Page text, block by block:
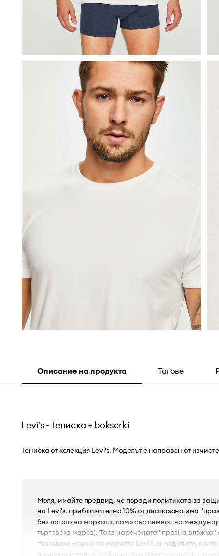
Описание на продукта Тагове
Levi's - Тениска + bokserki
Тениска от колекция Levi's. Моделът е направен от
Моля, имайте предвид, че поради политиката за
на Levi's, приблизително 10% от диапазона има
без логото на марката, само със символ на
търговска марка). Така наречената "празна вложка"
търговска марка на марката Levi's, а моделите,
продукти с пълна стойност. Ако имате съмнения,